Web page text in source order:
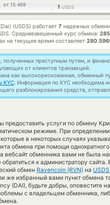
от 15 469 1 USDS
(USDS) работает 7 надежных
Средневзвешенный курс обмена:
на текущее время составляет
полученных преступным путем, и
от клиентов транзакций.
как высокорискованная, обменный
KYC. Информация по KYC необходима
разблокирования средств,
предоставить услуги по обмену
режиме. При
в некоторых случаях
обмена при помощи
вебсайт обменника вами не была
к администратору
обмен Ravencoin (RVN) на
же избранный вами пункт обмена
(DAI), будьте добры, оповестите
с владельцем обменника,